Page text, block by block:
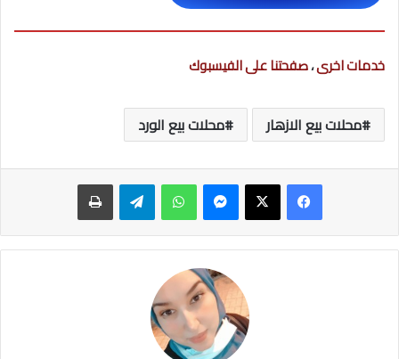
خدمات اخرى،صفحتنا على الفيسبوك
محلات بيع الازهار محلات بيع الورد
ماسنجر واتساب تيلقرام طباعة